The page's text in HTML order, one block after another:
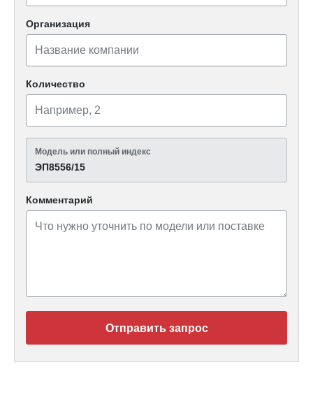
Организация
Количество
Модель или полный индекс
ЭП8556/15
Комментарий
Отправить запрос